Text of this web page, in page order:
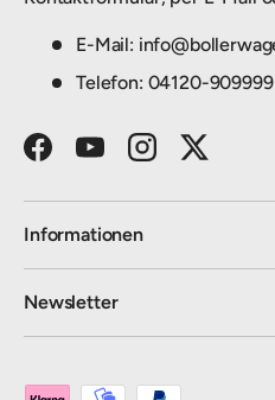
E-Mail:
Telefon: 04120-
FacebookYouTubeInstagramTwitter
Informationen
Newsletter